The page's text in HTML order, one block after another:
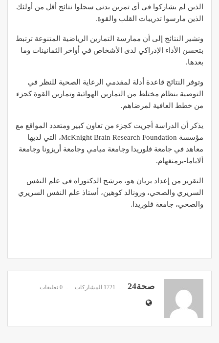
الذين لم يشاركوا في أي تمرين بدني سجلوا نتائج أقل من أولئك
الذين مارسوا تدريبات القلب والقوة.
وتشير النتائج إلى أن ممارسة التمارين الرياضية المتنوعة ترتبط
بتحسن الأداء الإدراكي لدى الأشخاص في أواخر الثمانينات وما
بعدها.
وتوفر النتائج قاعدة أدلة لمقدمي الرعاية الصحية للنظر في
التوصية بنظام مختلط من التمارين الهوائية وتمارين القوة كجزء
من خطط العافية لمرضاهم.
يذكر أن الدراسة أجريت كجزء من تعاون كبير ومتعدد المواقع مع
مؤسسة McKnight Brain Research Foundation، التي لديها
معاهد في جامعة فلوريدا وجامعة ميامي وجامعة أريزونا وجامعة
ألاباما-برمنغهام.
التقرير من إعداد بريان هو، مرشح الدكتوراه في علم النفس
السريري والصحي، ورونالد كوهين، أستاذ علم النفس السريري
والصحي، جامعة فلوريدا.
صحة24 1721 المشاركات 0 تعليقات